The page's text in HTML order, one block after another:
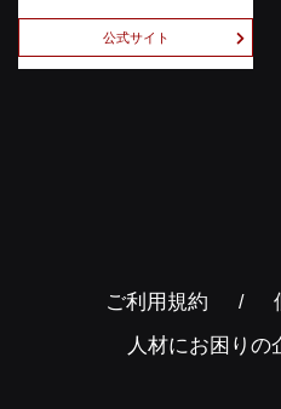
公式サイト
ご利用規約
人材にお困りの